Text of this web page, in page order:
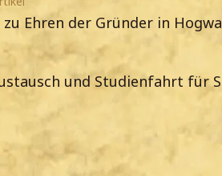
zu Ehren der Gründer in
und Studienfahrt für